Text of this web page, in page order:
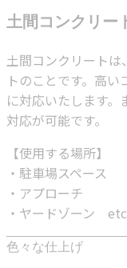
土間コンクリー
土間コンクリートは
トのことです。高
に対応いたします
対応が可能です。
【使用する場所】
・駐車場スペース
・アプローチ
・ヤードゾーン etc
色々な仕上げ